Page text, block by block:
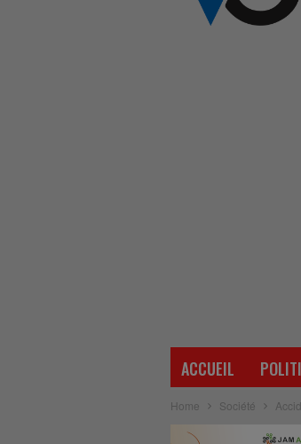
ACCUEIL
Home Société